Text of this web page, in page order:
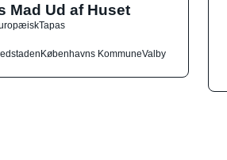
Mad Ud af Huset
Tapas
Københavns KommuneValby